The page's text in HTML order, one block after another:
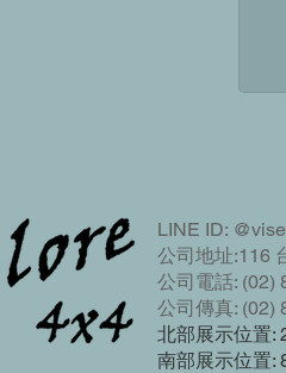
LINE ID:
公司地址:116
公司電話: (02)
公司傳真: (02)
北部展示位置:
南部展示位置: